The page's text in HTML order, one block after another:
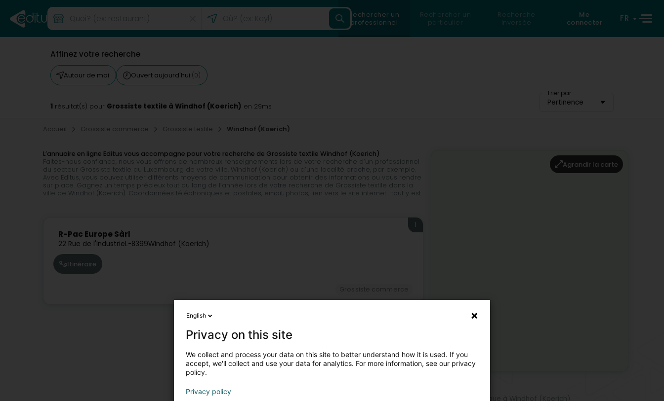
Rechercher un
professionnel
Rechercher un
particulier
Recherche
inversée
Me
connecter
FR
Affinez votre recherche
Autour de moi Ouvert aujourd'hui (0)
Trier par
Pertinence
1 résultat(s) pour Grossiste textile à Windhof (Koerich) en 29ms
Accueil Grossiste commerce Grossiste textile Windhof (Koerich)
L’annuaire en ligne Editus vous accompagne pour votre recherche de Grossiste textile Windhof (Koerich)
Faites-nous confiance, nous vous offrons de nombreux renseignements lors de votre recherche d’un professionnel
du secteur Grossiste textile au Luxembourg de votre ville, Windhof (Koerich) ou d’une localité proche, par exemple.
Avec Editus, vous pouvez utiliser différents moyens de communication pour obtenir des informations ou vous rendre
sur place. Gagnez un temps précieux tout au long de l’année lors de votre recherche de Grossiste textile dans la
ville de Windhof (Koerich). Coordonnées téléphoniques et postales, email, photos, lien vers le site internet : tout y est.
R-Pac Europe Sàrl
22 Rue de l'IndustrieL-8399Windhof (Koerich)
1
Itinéraire
Agrandir la carte
English
Privacy on this site
We collect and process your data on this site to better understand how it is used. If you
accept, we'll collect and use your data for analytics. For more information, see our privacy
policy.
Privacy policy